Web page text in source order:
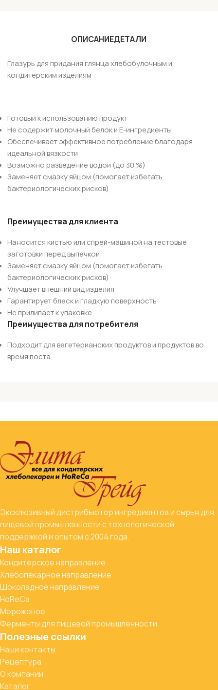
ОПИСАНИЕДЕТАЛИ
Глазурь для придания глянца хлебобулочным и
кондитерским изделиям
Готовый к использованию продукт
Не содержит молочный белок и Е-ингредиенты
Обеспечивает эффективное потребление благодаря
идеальной вязкости
Возможно разведение водой (до 30 %)
Заменяет смазку яйцом (помогает избегать
бактериологических рисков)
Преимущества для клиента
Наносится кистью или спрей-машиной на тестовые
заготовки перед выпечкой
Заменяет смазку яйцом (помогает избегать
бактериологических рисков)
Улучшает внешний вид изделия
Гарантирует блеск и гладкую поверхность
Не прилипает к упаковке
Преимущества для потребителя
Подходит для вегетерианских продуктов и продуктов во
время поста
Эксклюзивный дистрибьютор ингредиентов и сырья для
пищевой промышленности с технологической
поддержкой и опытом с 2004 года.
Наш каталог
Кондитерское направление
Хлебопекарное направление
Шоколадное направление
HoReCa
Мороженое
Ферменты для пищевой промышленности
Полезные ссылки
Наши контакты
Рецептура
О компании
Каталог